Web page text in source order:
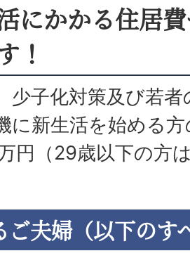
にかかる住居
！
少子化対策及び若
に新生活を始める
円（29歳以下の方
ご夫婦（以下のす